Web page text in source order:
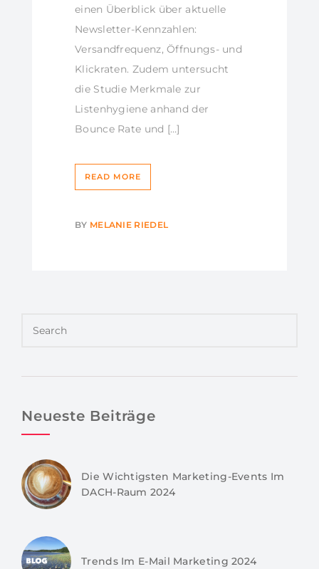
einen Überblick über aktuelle
Newsletter-Kennzahlen:
Versandfrequenz, Öffnungs- und
Klickraten. Zudem untersucht
die Studie Merkmale zur
Listenhygiene anhand der
Bounce Rate und […]
READ MORE
BY MELANIE RIEDEL
Neueste Beiträge
Die Wichtigsten Marketing-Events Im
DACH-Raum 2024
Trends Im E-Mail Marketing 2024